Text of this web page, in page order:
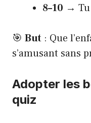
8–10 → Tu
🎯 But : Que
s’amusant sans
Adopter les
quiz